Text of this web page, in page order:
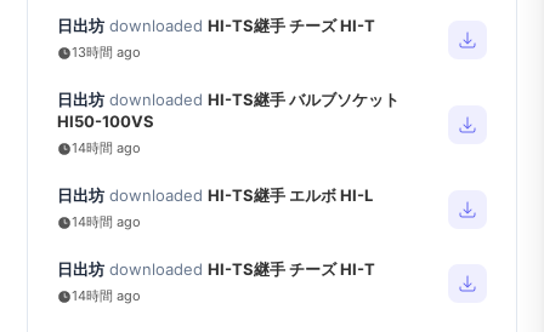
日出坊 downloaded HI-TS継手 チーズ HI-T
13時間 ago
日出坊 downloaded HI-TS継手 バルブソケット
HI50-100VS
14時間 ago
日出坊 downloaded HI-TS継手 エルボ HI-L
14時間 ago
日出坊 downloaded HI-TS継手 チーズ HI-T
14時間 ago